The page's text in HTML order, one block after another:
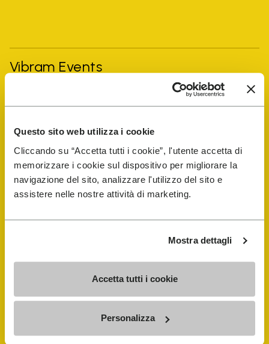
Questo sito web utilizza i cookie
Cliccando su “Accetta tutti i cookie”, l'utente accetta di
memorizzare i cookie sul dispositivo per migliorare la
navigazione del sito, analizzare l'utilizzo del sito e
assistere nelle nostre attività di marketing.
Mostra dettagli
Accetta tutti i cookie
Personalizza
Vibram Events
Guida alle FiveFingers
Shop
Shoe Repair Locator
Store Locator
AZIENDA